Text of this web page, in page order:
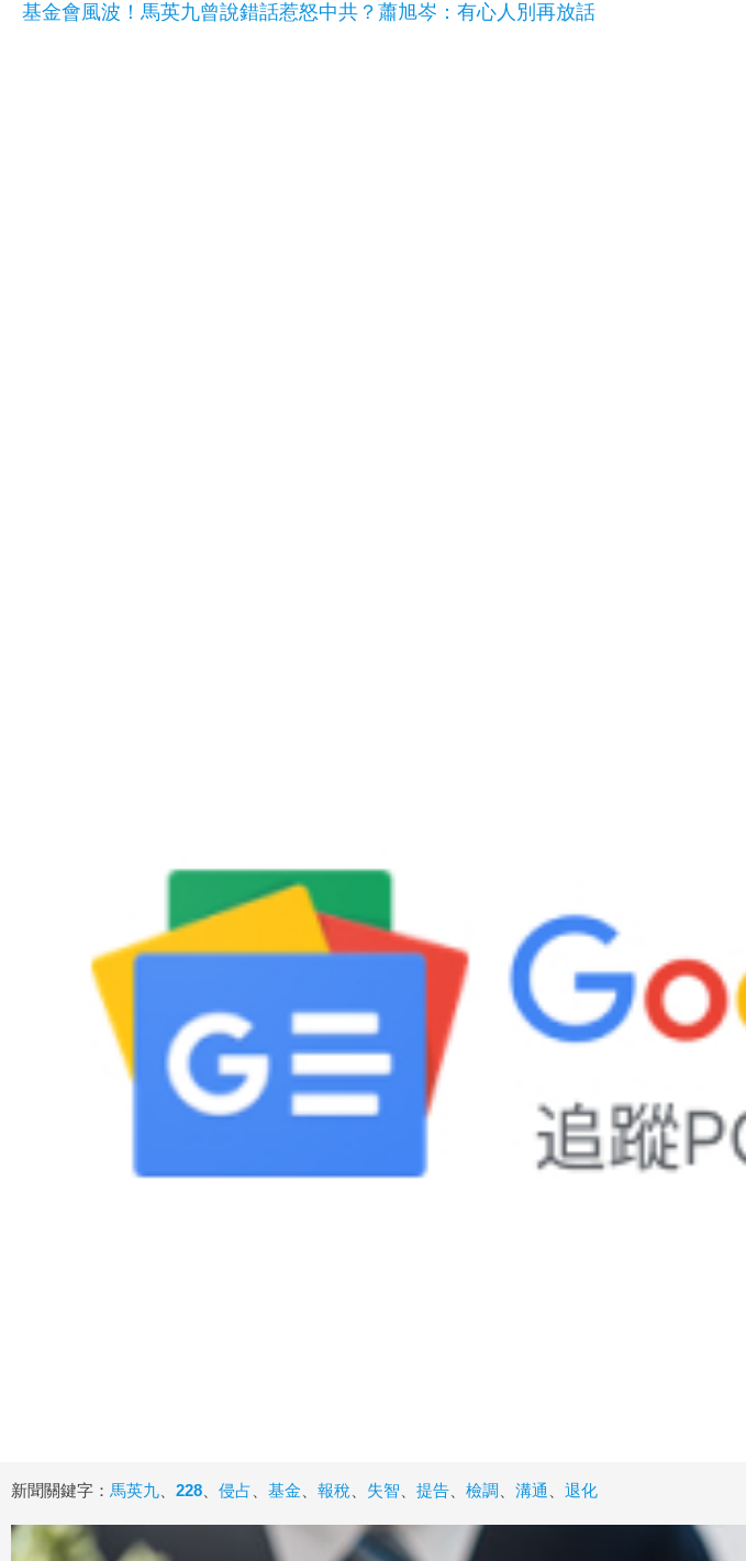
基金會風波！馬英九曾說錯話惹怒中共？蕭旭岑：有心人別再放話
新聞關鍵字： 馬英九 228 侵占 基金 報稅 失智 提告 檢調 溝通 退化